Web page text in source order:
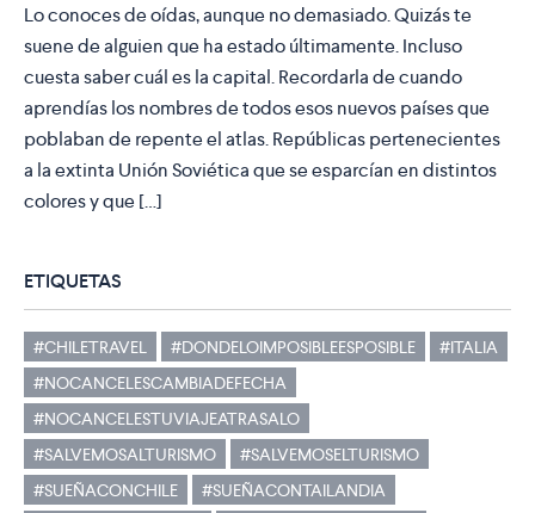
Lo conoces de oídas, aunque no demasiado. Quizás te
suene de alguien que ha estado últimamente. Incluso
cuesta saber cuál es la capital. Recordarla de cuando
aprendías los nombres de todos esos nuevos países que
poblaban de repente el atlas. Repúblicas pertenecientes
a la extinta Unión Soviética que se esparcían en distintos
colores y que […]
ETIQUETAS
#CHILETRAVEL #DONDELOIMPOSIBLEESPOSIBLE
#ITALIA
#NOCANCELESCAMBIADEFECHA
#NOCANCELESTUVIAJEATRASALO
#SALVEMOSALTURISMO
#SALVEMOSELTURISMO
#SUEÑACONCHILE
#SUEÑACONTAILANDIA